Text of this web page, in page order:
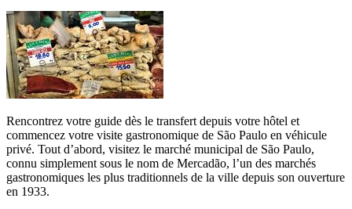
Rencontrez votre guide dès le transfert depuis votre hôtel et
commencez votre visite gastronomique de São Paulo en véhicule
privé. Tout d’abord, visitez le marché municipal de São Paulo,
connu simplement sous le nom de Mercadão, l’un des marchés
gastronomiques les plus traditionnels de la ville depuis son ouverture
en 1933.